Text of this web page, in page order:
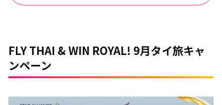
FLY THAI & WIN ROYAL! 9月タイ旅キャ
ンペーン